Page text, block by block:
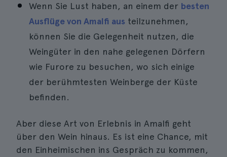
Wenn Sie Lust haben, an einem der besten
Ausflüge von Amalfi aus teilzunehmen,
können Sie die Gelegenheit nutzen, die
Weingüter in den nahe gelegenen Dörfern
wie Furore zu besuchen, wo sich einige
der berühmtesten Weinberge der Küste
befinden.
Aber diese Art von Erlebnis in Amalfi geht
über den Wein hinaus. Es ist eine Chance, mit
den Einheimischen ins Gespräch zu kommen,